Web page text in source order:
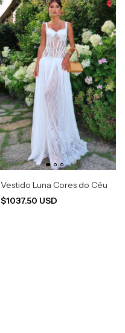
Vestido Luna Cores do Céu
$1037.50 USD